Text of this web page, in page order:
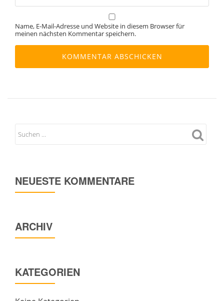
Name, E-Mail-Adresse und Website in diesem Browser für
meinen nächsten Kommentar speichern.
NEUESTE KOMMENTARE
ARCHIV
KATEGORIEN